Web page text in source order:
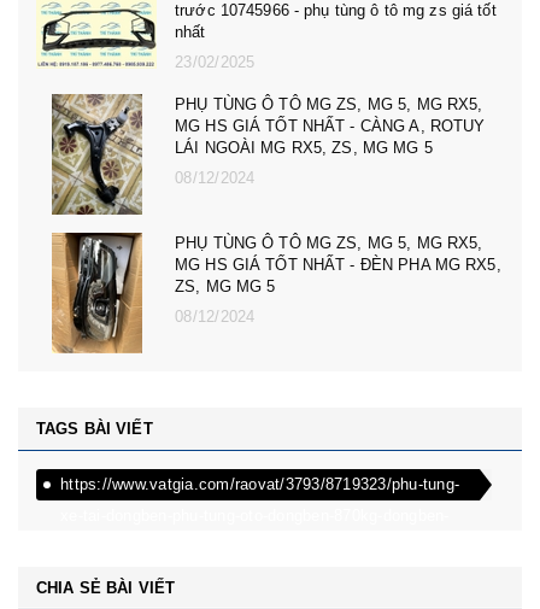
trước 10745966 - phụ tùng ô tô mg zs giá tốt
nhất
23/02/2025
PHỤ TÙNG Ô TÔ MG ZS, MG 5, MG RX5,
MG HS GIÁ TỐT NHẤT - CÀNG A, ROTUY
LÁI NGOÀI MG RX5, ZS, MG MG 5
08/12/2024
PHỤ TÙNG Ô TÔ MG ZS, MG 5, MG RX5,
MG HS GIÁ TỐT NHẤT - ĐÈN PHA MG RX5,
ZS, MG MG 5
08/12/2024
TAGS BÀI VIẾT
https://www.vatgia.com/raovat/3793/8719323/phu-tung-
CHIA SẺ BÀI VIẾT